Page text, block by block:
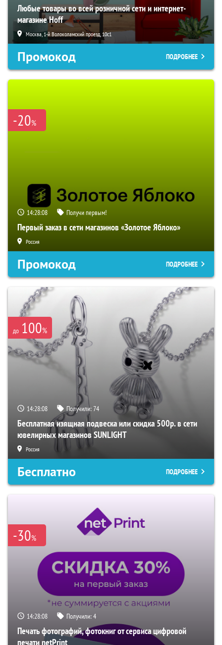
Любые товары во всей розничной сети и интернет-
магазине Hoff
Москва, 1-й Волоколамский проезд, 10с1
Промокод ПОДРОБНЕЕ
-20%
14:28:07 Получи первым!
Первый заказ в сети магазинов «Золотое Яблоко»
Россия
Промокод ПОДРОБНЕЕ
до 100%
14:28:07 Получили:74
Бесплатная изящная подвеска или скидка 500р. в сети
ювелирных магазинов SUNLIGHT
Россия
Бесплатно ПОДРОБНЕЕ
-30%
14:28:07 Получили:4
Печать фотографий, фотокниг от сервиса цифровой
печати netPrint